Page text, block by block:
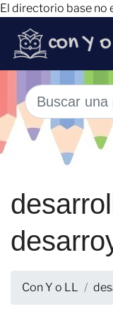
El directorio base no
Con Y o LL